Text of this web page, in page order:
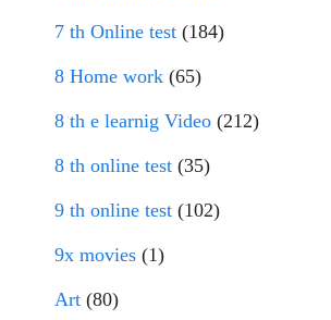
7 th Online test (184)
8 Home work (65)
8 th e learnig Video (212)
8 th online test (35)
9 th online test (102)
9x movies (1)
Art (80)